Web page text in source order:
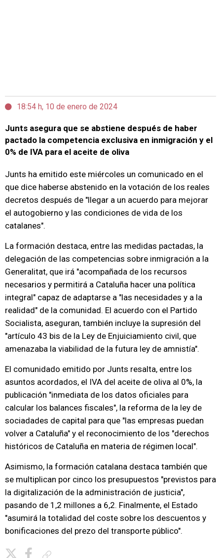
18:54 h, 10 de enero de 2024
Junts asegura que se abstiene después de haber
pactado la competencia exclusiva en inmigración y el
0% de IVA para el aceite de oliva
Junts ha emitido este miércoles un comunicado en el
que dice haberse abstenido en la votación de los reales
decretos después de "llegar a un acuerdo para mejorar
el autogobierno y las condiciones de vida de los
catalanes".
La formación destaca, entre las medidas pactadas, la
delegación de las competencias sobre inmigración a la
Generalitat, que irá "acompañada de los recursos
necesarios y permitirá a Cataluña hacer una política
integral" capaz de adaptarse a "las necesidades y a la
realidad" de la comunidad. El acuerdo con el Partido
Socialista, aseguran, también incluye la supresión del
"artículo 43 bis de la Ley de Enjuiciamiento civil, que
amenazaba la viabilidad de la futura ley de amnistía".
El comunidado emitido por Junts resalta, entre los
asuntos acordados, el IVA del aceite de oliva al 0%, la
publicación "inmediata de los datos oficiales para
calcular los balances fiscales", la reforma de la ley de
sociadades de capital para que "las empresas puedan
volver a Cataluña" y el reconocimiento de los "derechos
históricos de Cataluña en materia de régimen local".
Asimismo, la formación catalana destaca también que
se multiplican por cinco los presupuestos "previstos para
la digitalización de la administración de justicia",
pasando de 1,2 millones a 6,2. Finalmente, el Estado
"asumirá la totalidad del coste sobre los descuentos y
bonificaciones del prezo del transporte público".